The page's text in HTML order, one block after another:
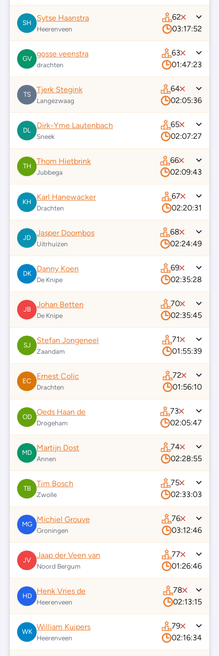
SH
Sytse Haanstra
Heerenveen
62
03:17:52
GV
gosse veenstra
drachten
63
01:47:23
TS
Tjerk Stegink
Langezwaag
64
02:05:36
DL
Dirk-Yme Lautenbach
Sneek
65
02:07:27
TH
Thom Hietbrink
Jubbega
66
02:09:43
KH
Karl Hanewacker
Drachten
67
02:20:31
JD
Jasper Doornbos
Uitrhuizen
68
02:24:49
DK
Danny Koen
De Knipe
69
02:35:28
JB
Johan Betten
De Knipe
70
02:35:45
SJ
Stefan Jongeneel
Zaandam
71
01:55:39
EC
Ernest Colic
Drachten
72
01:56:10
OD
Oeds Haan de
Drogeham
73
02:05:47
MD
Martijn Dost
Annen
74
02:28:55
TB
Tim Bosch
Zwolle
75
02:33:03
MG
Michiel Grouve
Groningen
76
03:12:46
JV
Jaap der Veen van
Noord Bergum
77
01:26:46
HD
Henk Vries de
Heerenveen
78
02:13:15
WK
William Kuipers
Heerenveen
79
02:16:34